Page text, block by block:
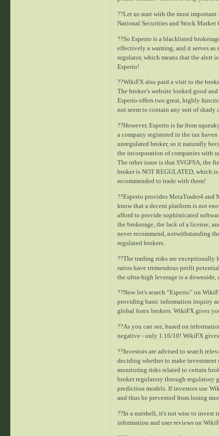
??Let us start with the most
National Securities and Stock Market
??So Esperio is a blacklisted
effectively a warning, and it serves
regulator, which means that the alert
Esperio!
??WikiFX also paid a visit to the
The broker’s website looked good
Esperio offers two great, highly
not seem to contain any sort of shady
??However, Esperio is far from
a company registered in the tax
unregulated broker, so it naturally
the incorporation of companies with
The other issue is that SVGFSA, the
broker is NOT REGULATED, which
recommended to trade with them!
??Esperio provides MetaTrader4
know that a decent platform is not
afford to provide sophisticated
the brokerage, the lack of a license,
never recommend, notwithstanding
regulated brokers.
??The trading risks are exceptionally
ratios have tremendous profit
the ultra-high leverage is a
??Now let's search “Esperio” on
providing basic information inquiry
global forex brokers. WikiFX gives
??As you can see, based on
negative - only 1.16/10! WikiFX gives
??Investors are advised to search
deciding whether to make
monitoring risks related to certain
broker regulatory through regulatory
prediction models. If investors use
and thus be prevented from losing
??In a nutshell, it's not wise to invest
information and user reviews on